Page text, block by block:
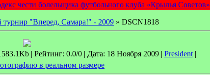
чести болельщика футбольного клуба «Крылья Советов»
турнир "Вперед, Самара!" - 2009 » DSCN1818
| Рейтинг: 0.0/0 | Дата: 18 Ноября 2009 | President|
в реальном размере